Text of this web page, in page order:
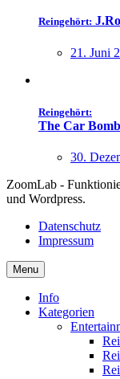
Reingehört:
21. Juni
Reingehört:
The Car
30.
ZoomLab -
und Wordpress.
Datenschutz
Impressum
Menu
Info
Kategorien